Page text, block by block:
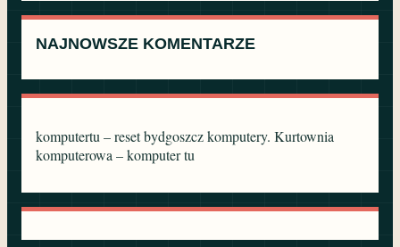
NAJNOWSZE KOMENTARZE
komputertu – reset bydgoszcz komputery. Kurtownia
komputerowa – komputer tu